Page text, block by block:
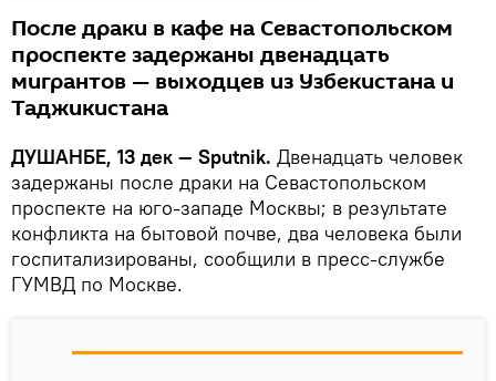
После драки в кафе на Севастопольском
проспекте задержаны двенадцать
мигрантов — выходцев из Узбекистана и
Таджикистана
ДУШАНБЕ, 13 дек — Sputnik. Двенадцать человек
задержаны после драки на Севастопольском
проспекте на юго-западе Москвы; в результате
конфликта на бытовой почве, два человека были
госпитализированы, сообщили в пресс-службе
ГУМВД по Москве.